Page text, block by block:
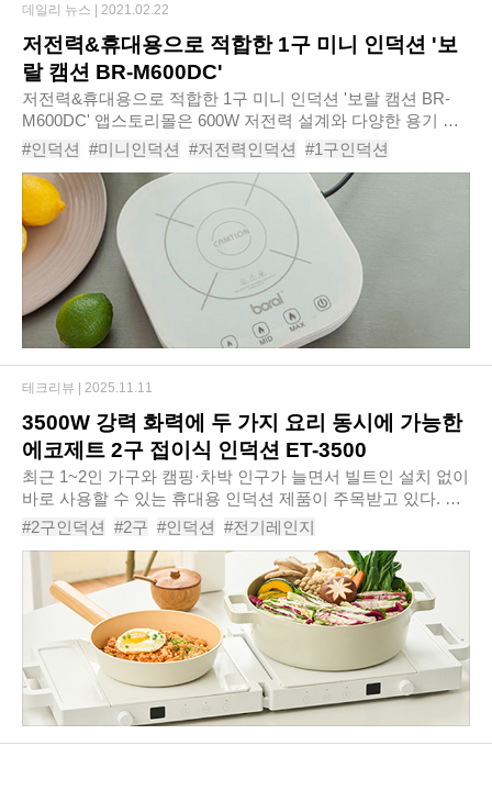
저전력&휴대용으로 적합한 1구 미니 인덕션 '보
랄 캠션 BR-M600DC'
저전력&휴대용으로 적합한 1구 미니 인덕션 '보랄 캠션 BR-
M600DC' 앱스토리몰은 600W 저전력 설계와 다양한 용기 사
용이 돋보이는 ‘보랄 캠션 미니 인덕션 BR-M600DC’를 신규 출
시한다고 밝혔다. ‘보랄 캠션 미니 인덕션..
#인덕션 #미니인덕션 #저전력인덕션 #1구인덕션
#휴대용인덕션 #인덕션추천 #미니인덕션추천
#인덕션순위
데일리 뉴스 | 2021.02.22
3500W 강력 화력에 두 가지 요리 동시에 가능한
에코제트 2구 접이식 인덕션 ET-3500
최근 1~2인 가구와 캠핑·차박 인구가 늘면서 빌트인 설치 없이
바로 사용할 수 있는 휴대용 인덕션 제품이 주목받고 있다. 슬
림한 디자인과 간편한 이동성, 그리고 다양한 조리 환경에 대
응하는 출력 조절 기능까지 요구가 ..
#2구인덕션 #2구 #인덕션 #전기레인지
#인덕션레인지추천 #인덕션렌지추천 #휴대용인덕션
#인덕션추천 #인덕션전기레인지
#에코제트2구접이식인덕션ET3500
테크리뷰 | 2025.11.11